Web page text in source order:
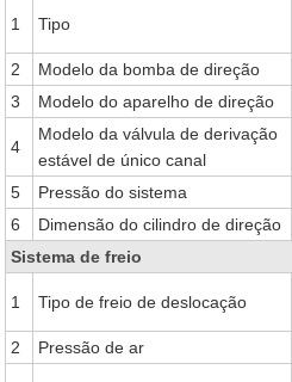
1 Tipo
2
Modelo da bomba de direção
3
Modelo do aparelho de direção
4
Modelo da válvula de derivação
estável de único canal
5 Pressão do sistema
6
Dimensão do cilindro de direção
Sistema de freio
1 Tipo de freio de deslocação
2
Pressão de ar